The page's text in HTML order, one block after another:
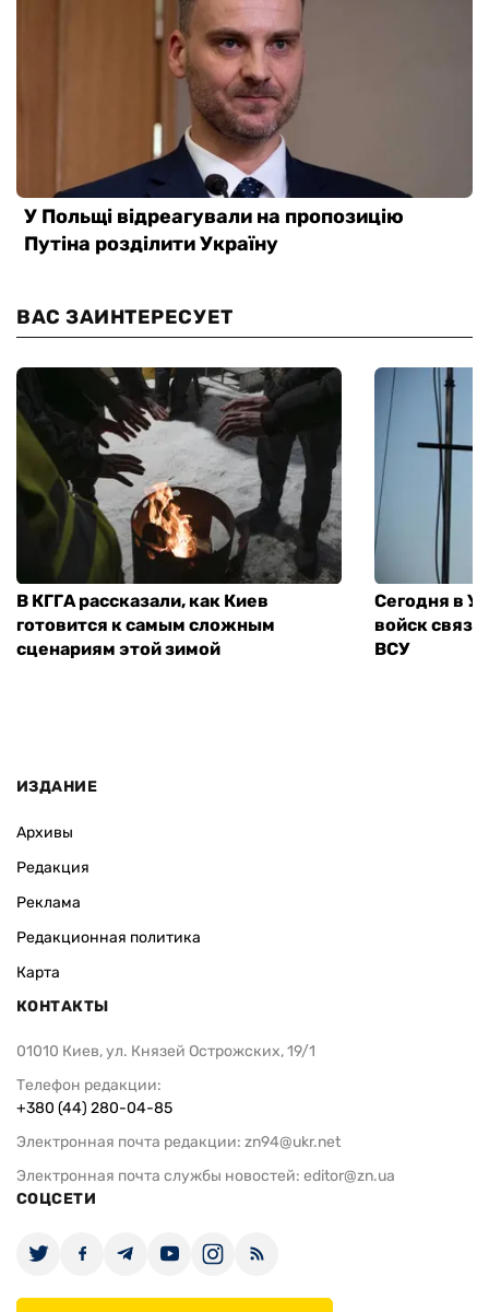
ВАС ЗАИНТЕРЕСУЕТ
В КГГА рассказали, как Киев
готовится к самым сложным
сценариям этой зимой
Сегодня в
войск
ВСУ
ИЗДАНИЕ
Архивы
Редакция
Реклама
Редакционная политика
Карта
КОНТАКТЫ
01010 Киев, ул. Князей Острожских, 19/1
Телефон редакции:
+380 (44) 280-04-85
Электронная почта редакции: zn94@ukr.net
Электронная почта службы новостей: editor@zn.ua
СОЦСЕТИ